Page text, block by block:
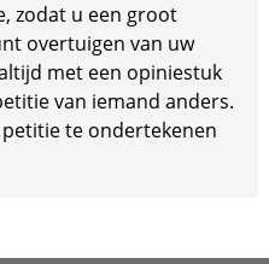
zodat u een groot
overtuigen van uw
met een opiniestuk
van iemand anders.
te ondertekenen